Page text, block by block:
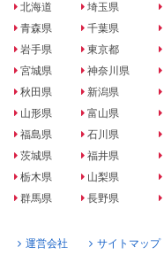
北海道
青森県
岩手県
宮城県
秋田県
山形県
福島県
茨城県
栃木県
群馬県
埼玉県
千葉県
東京都
神奈川県
新潟県
富山県
石川県
福井県
山梨県
長野県
運営会社 サイトマップ